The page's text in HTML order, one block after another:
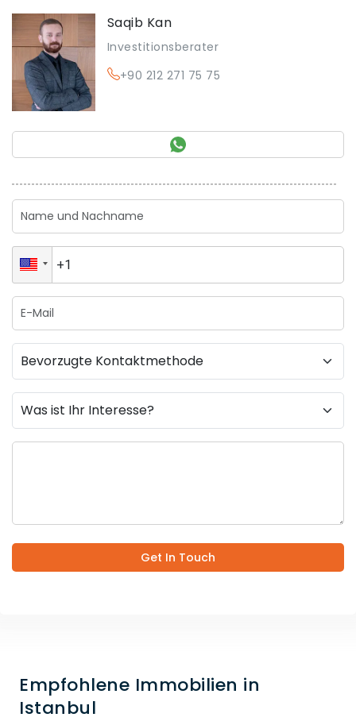
Saqib Kan
Investitionsberater
+90 212 271 75 75
Get In Touch
Empfohlene Immobilien in
Istanbul